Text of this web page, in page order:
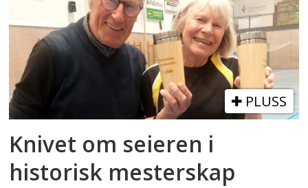
PLUSS
Knivet om seieren i
historisk mesterskap